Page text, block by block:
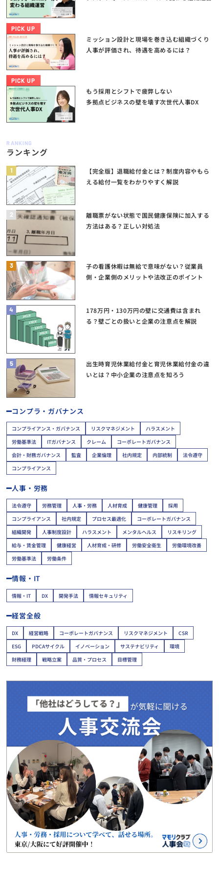
PICK UP
ミッション設計と現場を巻き込む組織づくり
人事が評価され、待遇を高めるには？
PICK UP
もう採用とシフトで疲弊しない
多拠点ビジネスの壁を壊す次世代人事DX
RANKING
ランキング
1
【完全版】退職給付金とは？制度内容やもら
える給付一覧をわかりやすく解説
2
離職票がない状態で国民健康保険に加入する
方法はある？正しい対処法
3
子の看護休暇は無給で意味がない？従業員
側・企業側のメリットや法改正のポイント
4
178万円・130万円の壁に交通費は含まれ
る？壁ごとの扱いと企業の注意点を解説
5
出生時育児休業給付金と育児休業給付金の違
いとは？中小企業の注意点を知ろう
コンプラ・ガバナンス
コンプライアンス・ガバナンス リスクマネジメント
ハラスメント
労働基準法
ITガバナンス クレーム
コーポレートガバナンス
会計・財務ガバナンス
監査 企業倫理 社内規定 内部統制
法令遵守
コンプライアンス
人事・労務
法令遵守 労務管理 人事・労務 人材育成 健康管理
採用
コンプライアンス
社内規定 プロセス最適化
コーポレートガバナンス
組織開発
人事制度設計 ハラスメント メンタルヘルス
リスキリング
給与・賃金管理
健康経営 人材育成・研修 労働安全衛生
労働環境改善
労働基準法
労働条件
情報・IT
情報・IT DX 開発手法 情報セキュリティ
経営全般
DX 経営戦略 コーポレートガバナンス リスクマネジメント
CSR
ESG
PDCAサイクル イノベーション サステナビリティ
環境
財務経理
戦略立案 品質・プロセス 目標管理